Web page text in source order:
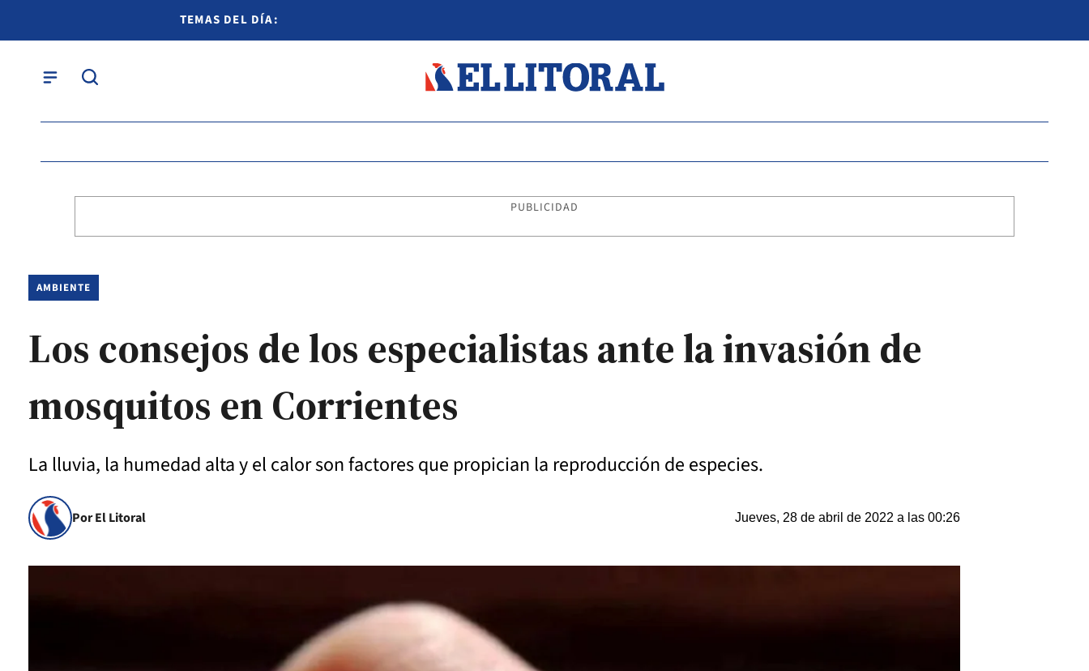
TEMAS DEL DÍA:
PUBLICIDAD
AMBIENTE
Los consejos de los especialistas ante la invasión de
mosquitos en Corrientes
La lluvia, la humedad alta y el calor son factores que propician la reproducción de especies.
Por El Litoral Jueves, 28 de abril de 2022 a las 00:26